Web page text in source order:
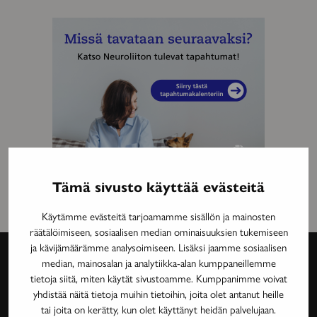
Tämä sivusto käyttää evästeitä
Käytämme evästeitä tarjoamamme sisällön ja mainosten
räätälöimiseen, sosiaalisen median ominaisuuksien tukemiseen
ja kävijämäärämme analysoimiseen. Lisäksi jaamme sosiaalisen
median, mainosalan ja analytiikka-alan kumppaneillemme
tietoja siitä, miten käytät sivustoamme. Kumppanimme voivat
yhdistää näitä tietoja muihin tietoihin, joita olet antanut heille
tai joita on kerätty, kun olet käyttänyt heidän palvelujaan.
Avain-
lehti